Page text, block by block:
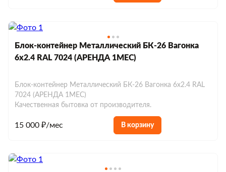
Блок-контейнер Металлический БК-26 Вагонка
6х2.4 RAL 7024 (АРЕНДА 1МЕС)
Блок-контейнер Металлический БК-26 Вагонка 6х2.4 RAL
7024 (АРЕНДА 1МЕС)
Качественная бытовка от производителя.
15 000 ₽/мес В корзину